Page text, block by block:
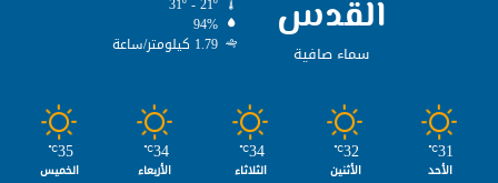
القدس
سماء صافية
94%
1.79 كيلومتر/ساعة
31
℃
الأحد
32
℃
الأثنين
34
℃
الثلاثاء
34
℃
الأربعاء
35
℃
الخميس